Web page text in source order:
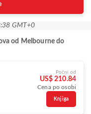
GMT+0
od Melbourne do
Počni od
US$ 210.84
Cena po osobi
Knjiga